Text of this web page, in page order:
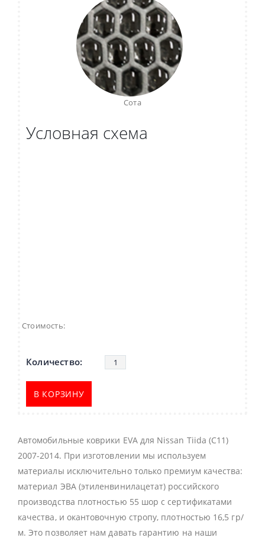
Сота
Условная схема
Стоимость:
В КОРЗИНУ
Автомобильные коврики EVA для Nissan Tiida (C11)
2007-2014. При изготовлении мы используем
материалы исключительно только премиум качества:
материал ЭВА (этиленвинилацетат) российского
производства плотностью 55 шор с сертификатами
качества, и окантовочную стропу, плотностью 16,5 гр/
м. Это позволяет нам давать гарантию на наши